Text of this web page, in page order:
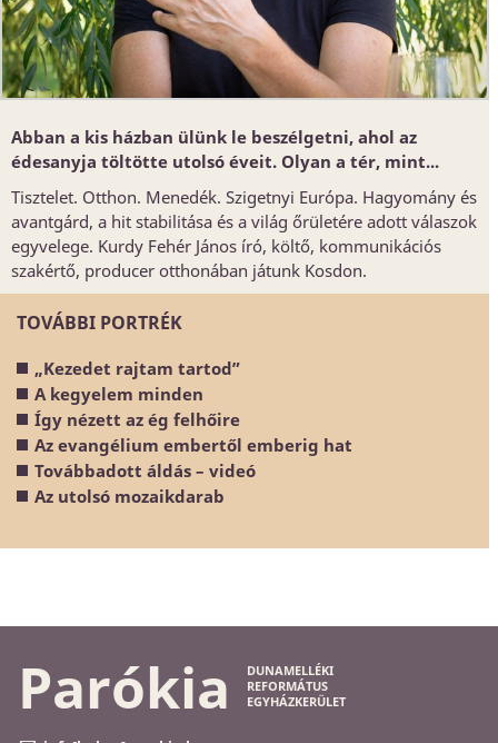
Abban a kis házban ülünk le beszélgetni, ahol az
édesanyja töltötte utolsó éveit. Olyan a tér, mint...
Tisztelet. Otthon. Menedék. Szigetnyi Európa. Hagyomány és
avantgárd, a hit stabilitása és a világ őrületére adott válaszok
egyvelege. Kurdy Fehér János író, költő, kommunikációs
szakértő, producer otthonában játunk Kosdon.
TOVÁBBI PORTRÉK
„Kezedet rajtam tartod”
A kegyelem minden
Így nézett az ég felhőire
Az evangélium embertől emberig hat
Továbbadott áldás – videó
Az utolsó mozaikdarab
Parókia
DUNAMELLÉKI
REFORMÁTUS
EGYHÁZKERÜLET